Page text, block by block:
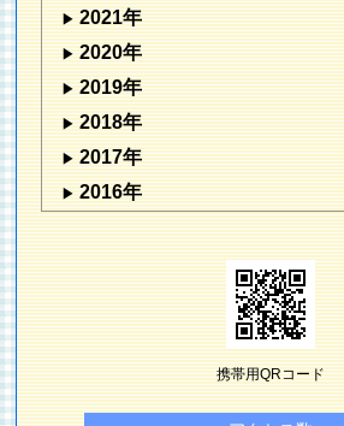
2021年
2020年
2019年
2018年
2017年
2016年
携帯用QRコード